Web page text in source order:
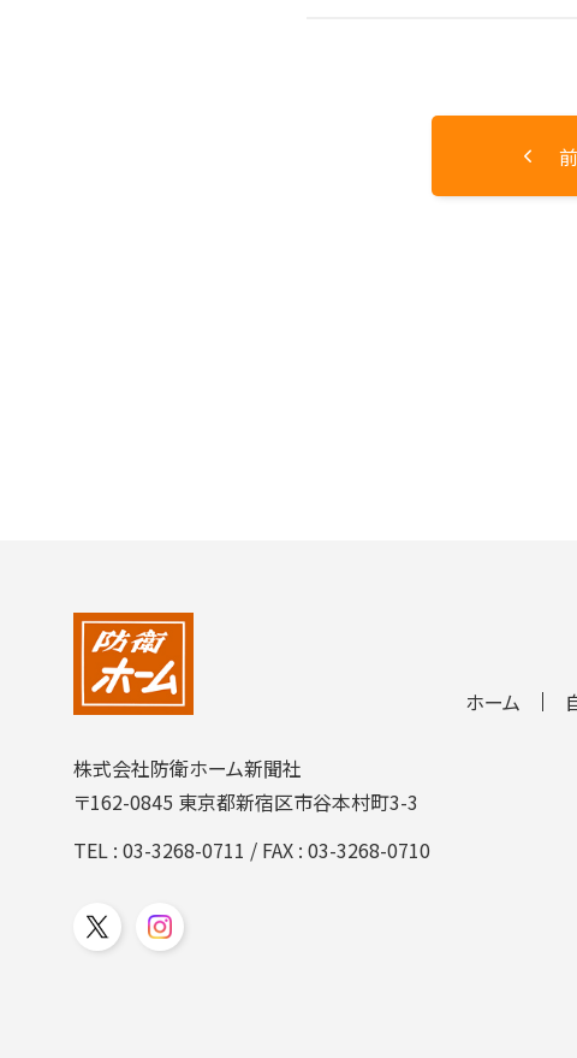
株式会社防衛ホーム新聞社
〒162-0845 東京都新宿区市谷本村町3-3
TEL :03-3268-0711 / FAX : 03-3268-0710
ホーム